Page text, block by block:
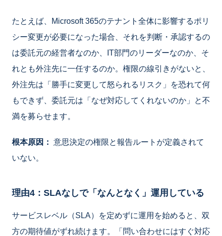
たとえば、Microsoft 365のテナント全体に影響するポリ
シー変更が必要になった場合、それを判断・承認するの
は委託元の経営者なのか、IT部門のリーダーなのか、そ
れとも外注先に一任するのか。権限の線引きがないと、
外注先は「勝手に変更して怒られるリスク」を恐れて何
もできず、委託元は「なぜ対応してくれないのか」と不
満を募らせます。
根本原因： 意思決定の権限と報告ルートが定義されて
いない。
理由4：SLAなしで「なんとなく」運用している
サービスレベル（SLA）を定めずに運用を始めると、双
方の期待値がずれ続けます。「問い合わせにはすぐ対応